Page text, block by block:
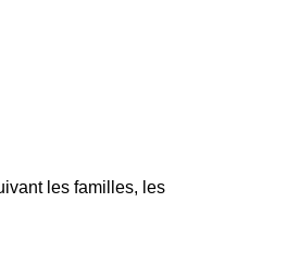
les familles, les